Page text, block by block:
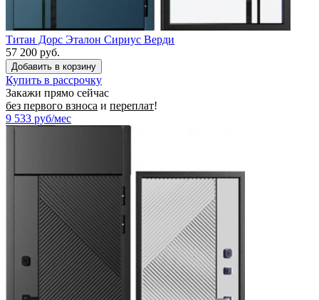
Титан Дорс Эталон Сириус Верди
57 200 руб.
Купить в рассрочку
Закажи прямо сейчас
без первого взноса и переплат!
9 533 руб/мес